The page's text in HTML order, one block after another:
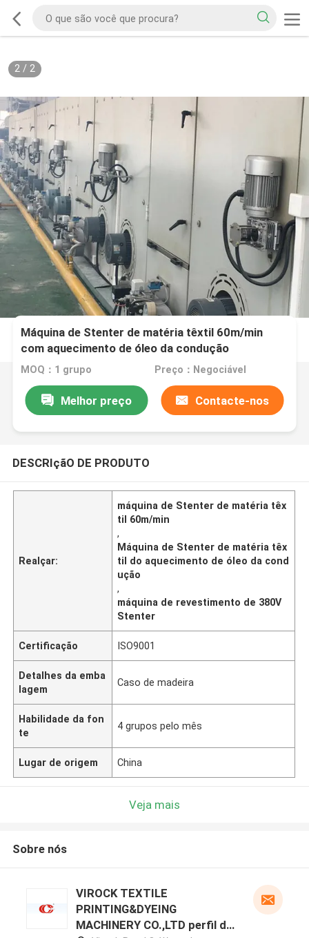
2/ 2
Máquina de Stenter de matéria têxtil 60m/min
com aquecimento de óleo da condução
MOQ：1 grupo Preço：Negociável
Melhor preço Contacte-nos
DESCRIçãO DE PRODUTO
Realçar:
máquina de Stenter de matéria têx
til 60m/min
,
Máquina de Stenter de matéria têx
til do aquecimento de óleo da cond
ução
,
máquina de revestimento de 380V
Stenter
Certificação ISO9001
Detalhes da emba
lagem
Caso de madeira
Habilidade da fon
te
4 grupos pelo mês
Lugar de origem China
Veja mais
Sobre nós
VIROCK TEXTILE
PRINTING&DYEING
MACHINERY CO.,LTD perfil do